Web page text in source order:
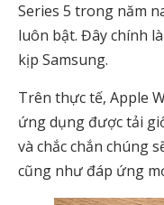
Series 5 trong năm
luôn bật. Đây chính
kịp Samsung.
Trên thực tế, Apple
ứng dụng được tải
và chắc chắn chúng
cũng như đáp ứng